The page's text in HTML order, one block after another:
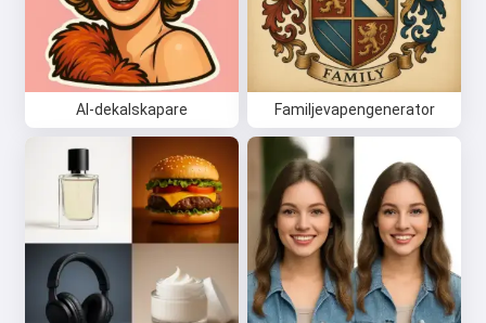
AI-dekalskapare Familjevapengenerator